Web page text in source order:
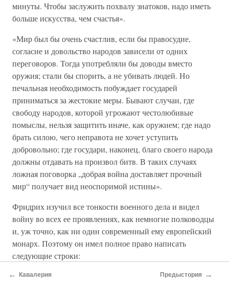
минуты. Чтобы заслужить похвалу знатоков, надо иметь
больше искусства, чем счастья».
«Мир был бы очень счастлив, если бы правосудие,
согласие и довольство народов зависели от одних
переговоров. Тогда употребляли бы доводы вместо
оружия; стали бы спорить, а не убивать людей. Но
печальная необходимость побуждает государей
приниматься за жестокие меры. Бывают случаи, где
свободу народов, которой угрожают честолюбивые
помыслы, нельзя защитить иначе, как оружием; где надо
брать силою, чего неправота не хочет уступить
добровольно; где государи, наконец, благо своего народа
должны отдавать на произвол битв. В таких случаях
ложная поговорка „добрая война доставляет прочный
мир“ получает вид неоспоримой истины».
Фридрих изучил все тонкости военного дела и видел
войну во всех ее проявлениях, как немногие полководцы
и, уж точно, как ни один современный ему европейский
монарх. Поэтому он имел полное право написать
следующие строки:
«Но каждая война сама по себе так плодовита
← Кавалерия Предыстория →